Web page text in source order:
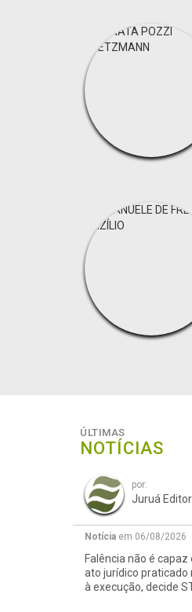
ÚLTIMAS
NOTÍCIAS
por:
Juruá
Notícia em 06/08/2026
Falência não é
ato jurídico
à execução, decide